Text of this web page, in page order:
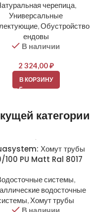
черепица,
Универсальные
,Обустройство
ендовы
В наличии
2 324,00₽
В КОРЗИНУ
категории
Хомут трубы
100 PU Matt Ral 8017
системы,
водосточные
, Хомут трубы
В наличии